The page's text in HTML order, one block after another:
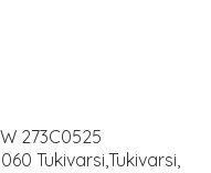
273C0525
Tukivarsi,Tukivarsi,